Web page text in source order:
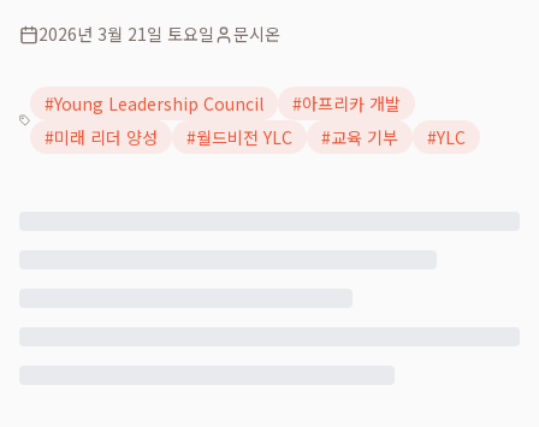
2026년 3월 21일 토요일 문시온
#Young Leadership Council #아프리카 개발
#미래 리더 양성 #월드비전 YLC #교육 기부 #YLC